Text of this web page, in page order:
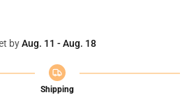
byAug. 11 - Aug. 18
Shipping